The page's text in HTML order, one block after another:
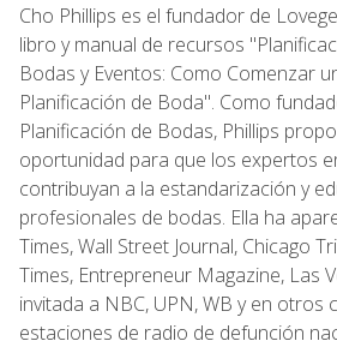
Cho Phillips es el fundador de
libro y manual de recursos
Bodas y Eventos: Como Comenzar
Planificación de Boda". Como
Planificación de Bodas, Phillips
oportunidad para que los expertos
contribuyan a la estandarización y
profesionales de bodas. Ella ha
Times, Wall Street Journal, Chicago
Times, Entrepreneur Magazine, Las
invitada a NBC, UPN, WB y en otros
estaciones de radio de defunción